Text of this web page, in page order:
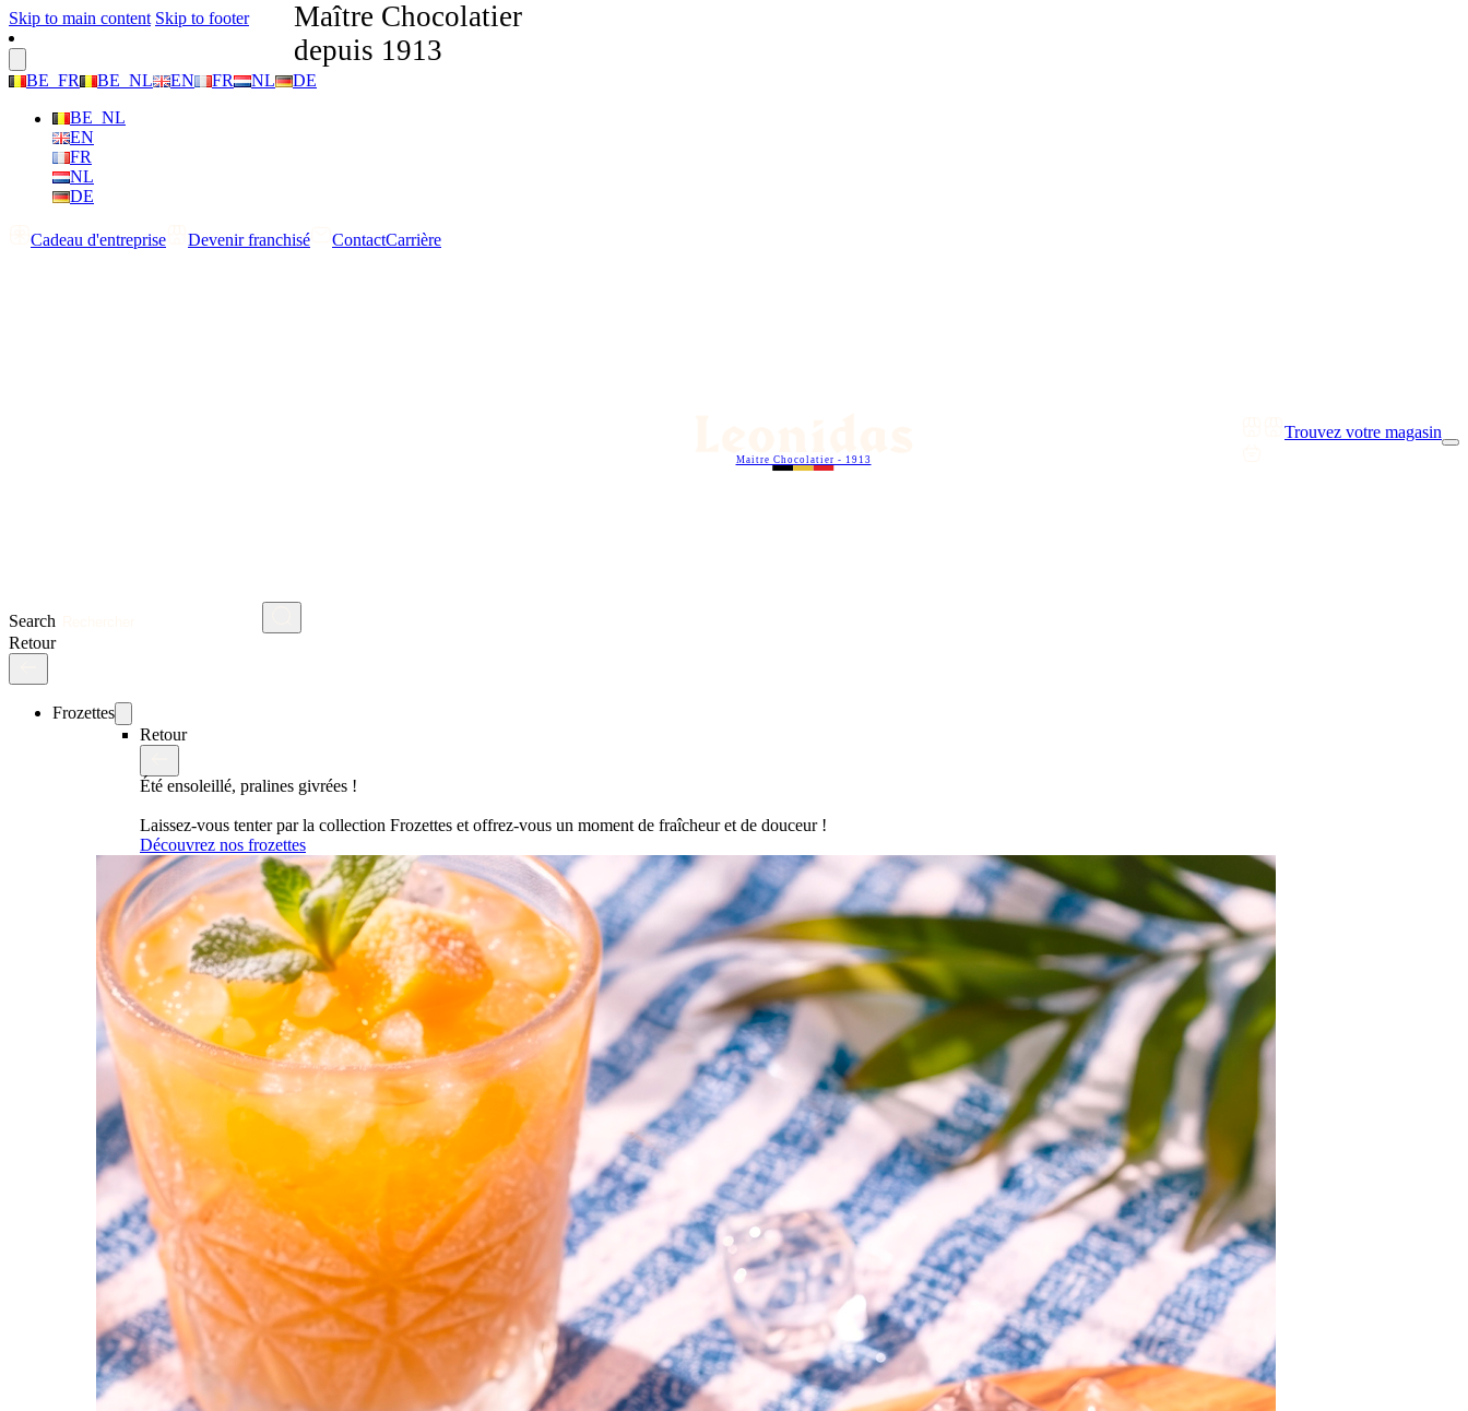
Skip to main content Skip to footer
BE_FR BE_NL EN FR NL
DE
BE_NL
EN
FR
NL
DE
Cadeau d'entreprise Devenir franchisé ContactCarrière
Search
Maitre Chocolatier - 1913
Trouvez votre magasin
Retour
Frozettes
Retour
Été ensoleillé, pralines givrées !
Laissez-vous tenter par la collection Frozettes et offrez-vous un moment de fraîcheur et de douceur !
Découvrez nos frozettes
Maître Chocolatier
depuis 1913